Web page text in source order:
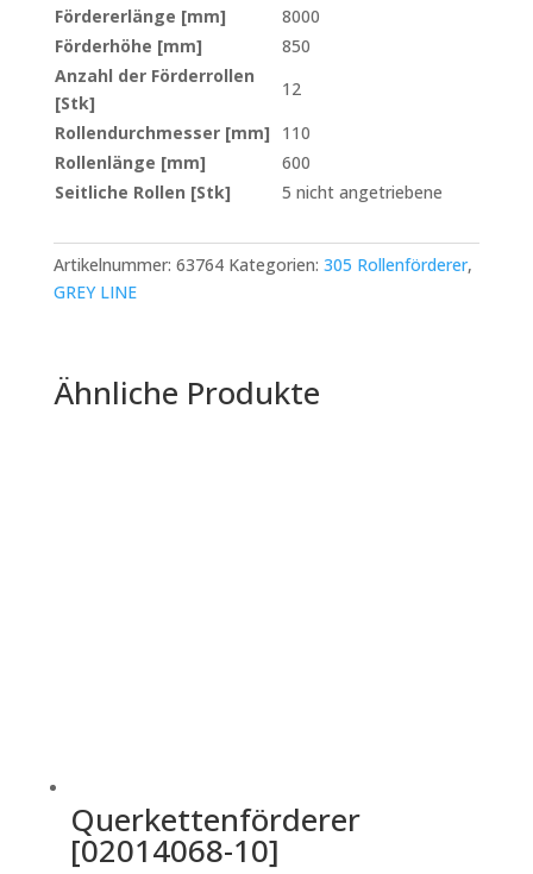
Fördererlänge [mm]
8000
Förderhöhe [mm]
850
Anzahl der Förderrollen
[Stk]
12
Rollendurchmesser [mm]
110
Rollenlänge [mm]
600
Seitliche Rollen [Stk]
5 nicht angetriebene
Artikelnummer: 63764 Kategorien: 305 Rollenförderer,
GREY LINE
Ähnliche Produkte
Querkettenförderer
[02014068-10]